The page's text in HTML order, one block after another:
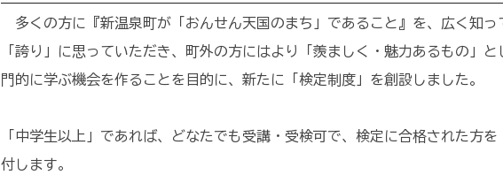
多くの方に『新温泉町が「おんせん天国のまち」であること』を、広く知
「誇り」に思っていただき、町外の方にはより「羨ましく・魅力あるもの」
門的に学ぶ機会を作ることを目的に、新たに「検定制度」を創設しました。
「中学生以上」であれば、どなたでも受講・受検可で、検定に合格された方
付します。